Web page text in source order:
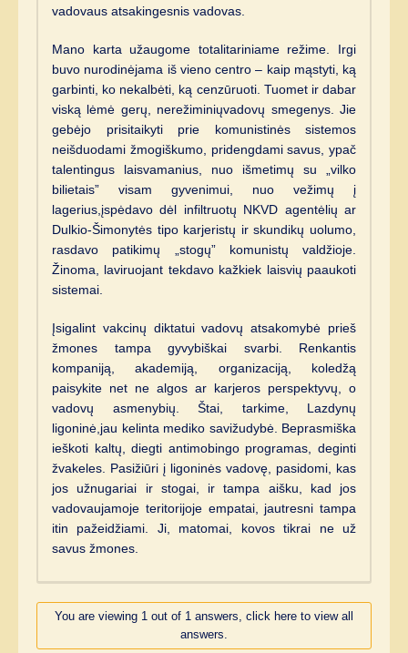
vadovaus atsakingesnis vadovas.
Mano karta užaugome totalitariniame režime. Irgi
buvo nurodinėjama iš vieno centro – kaip mąstyti, ką
garbinti, ko nekalbėti, ką cenzūruoti. Tuomet ir dabar
viską lėmė gerų, nerežiminiųvadovų smegenys. Jie
gebėjo prisitaikyti prie komunistinės sistemos
neišduodami žmogiškumo, pridengdami savus, ypač
talentingus laisvamanius, nuo išmetimų su „vilko
bilietais” visam gyvenimui, nuo vežimų į
lagerius,įspėdavo dėl infiltruotų NKVD agentėlių ar
Dulkio-Šimonytės tipo karjeristų ir skundikų uolumo,
rasdavo patikimų „stogų” komunistų valdžioje.
Žinoma, laviruojant tekdavo kažkiek laisvių paaukoti
sistemai.
Įsigalint vakcinų diktatui vadovų atsakomybė prieš
žmones tampa gyvybiškai svarbi. Renkantis
kompaniją, akademiją, organizaciją, koledžą
paisykite net ne algos ar karjeros perspektyvų, o
vadovų asmenybių. Štai, tarkime, Lazdynų
ligoninė,jau kelinta mediko savižudybė. Beprasmiška
ieškoti kaltų, diegti antimobingo programas, deginti
žvakeles. Pasižiūri į ligoninės vadovę, pasidomi, kas
jos užnugariai ir stogai, ir tampa aišku, kad jos
vadovaujamoje teritorijoje empatai, jautresni tampa
itin pažeidžiami. Ji, matomai, kovos tikrai ne už
savus žmones.
You are viewing 1 out of 1 answers, click here to view all
answers.